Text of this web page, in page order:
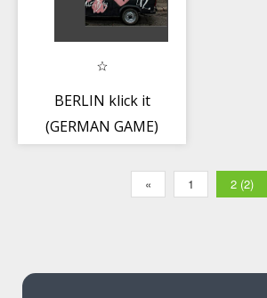
BERLIN klick it
(GERMAN GAME)
« 1 2 (2)